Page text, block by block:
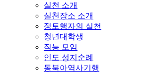
실천 소개
실천장소 소개
정토행자의 실천
청년대학생
직능 모임
인도 성지순례
동북아역사기행